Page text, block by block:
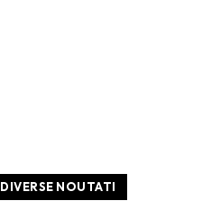
DIVERSE NOUTATI